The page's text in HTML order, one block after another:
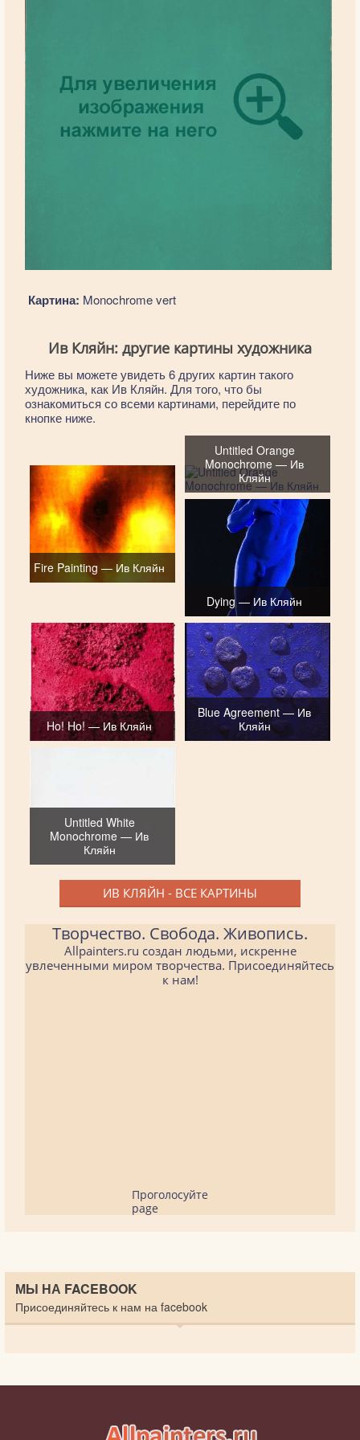
Картина: Monochrome vert
Ив Кляйн: другие картины художника
Ниже вы можете увидеть 6 других картин такого
художника, как Ив Кляйн. Для того, что бы
ознакомиться со всеми картинами, перейдите по
кнопке ниже.
Fire Painting — Ив Кляйн
Untitled Orange
Monochrome — Ив
Кляйн
Dying — Ив Кляйн
Ho! Ho! — Ив Кляйн
Blue Agreement — Ив
Кляйн
Untitled White
Monochrome — Ив
Кляйн
ИВ КЛЯЙН - ВСЕ КАРТИНЫ
Творчество. Свобода. Живопись.
Allpainters.ru создан людьми, искренне
увлеченными миром творчества. Присоединяйтесь
к нам!
Проголосуйте
page
МЫ НА FACEBOOK
Присоединяйтесь к нам на facebook